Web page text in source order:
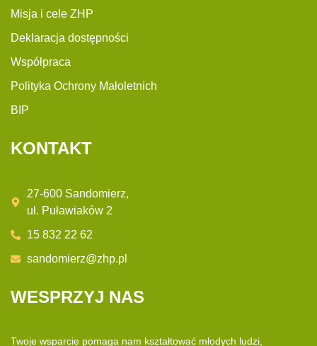
Misja i cele ZHP
Deklaracja dostępności
Współpraca
Polityka Ochrony Małoletnich
BIP
KONTAKT
27-600 Sandomierz,
ul. Puławiaków 2
15 832 22 62
sandomierz@zhp.pl
WESPRZYJ NAS
Twoje wsparcie pomaga nam kształtować młodych ludzi,